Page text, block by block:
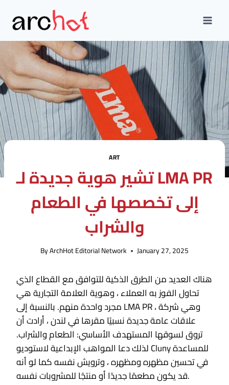
content
ART
تشير هوية جديدة لـ LMA PR
إلى تخصصها في الطعام
والشراب
ByArchHot Editorial Network January 27, 2025
هناك العديد من الطرق الذكية للتوافق مع القطاع الذي
تحاول الفوز به العملاء ، وهوية العلامة التجارية هي
مجرد واحدة منهم. بالنسبة إلى LMA PR ، وهي شركة
علاقات عامة جديدة نسبيًا مقرها في لندن ، أرادت أن
تروق لسوقها المستهدف الأساسي: الطعام والشراب.
لذلك دعا المواهب الإبداعية لاستوديو Cluny للمساعدة
في تحسين مظهره ومظهره ، وترويش نفسه كما لو أنه
قد يكون مطعمًا جديدًا أو منتجًا للمشروبات نفسه.